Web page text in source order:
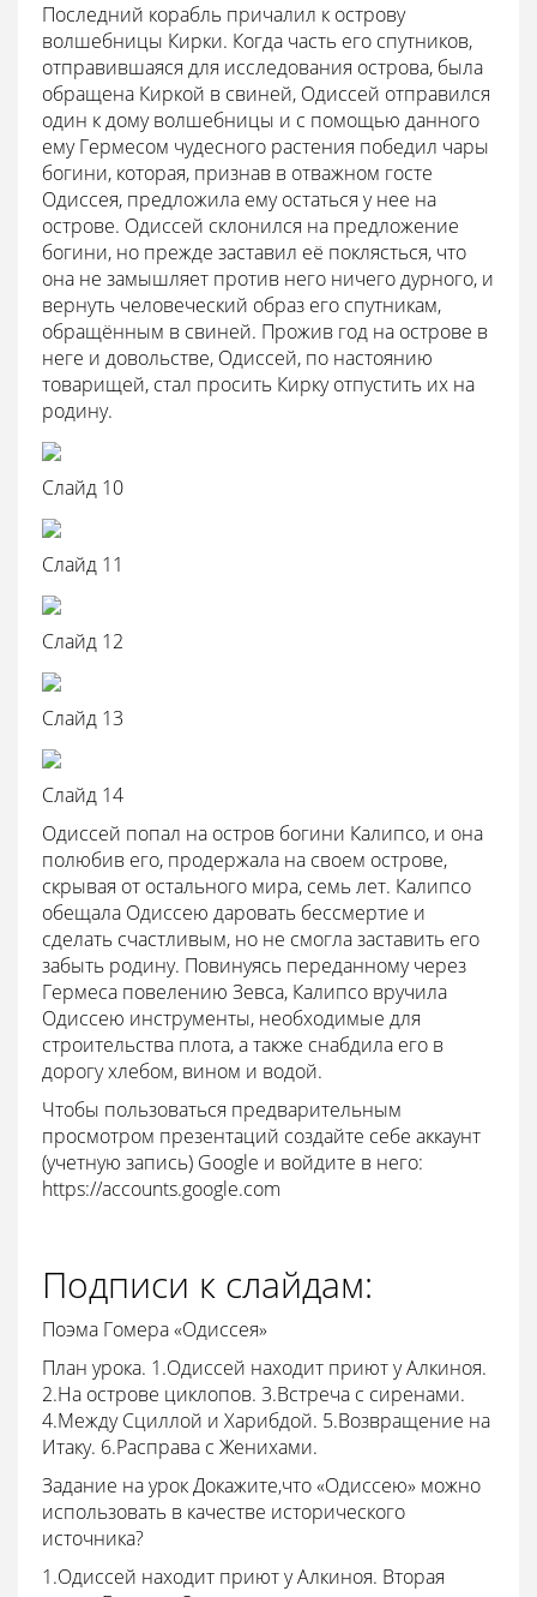
Последний корабль причалил к острову
волшебницы Кирки. Когда часть его спутников,
отправившаяся для исследования острова, была
обращена Киркой в свиней, Одиссей отправился
один к дому волшебницы и с помощью данного
ему Гермесом чудесного растения победил чары
богини, которая, признав в отважном госте
Одиссея, предложила ему остаться у нее на
острове. Одиссей склонился на предложение
богини, но прежде заставил её поклясться, что
она не замышляет против него ничего дурного, и
вернуть человеческий образ его спутникам,
обращённым в свиней. Прожив год на острове в
неге и довольстве, Одиссей, по настоянию
товарищей, стал просить Кирку отпустить их на
родину.
Слайд 10
Слайд 11
Слайд 12
Слайд 13
Слайд 14
Одиссей попал на остров богини Калипсо, и она
полюбив его, продержала на своем острове,
скрывая от остального мира, семь лет. Калипсо
обещала Одиссею даровать бессмертие и
сделать счастливым, но не смогла заставить его
забыть родину. Повинуясь переданному через
Гермеса повелению Зевса, Калипсо вручила
Одиссею инструменты, необходимые для
строительства плота, а также снабдила его в
дорогу хлебом, вином и водой.
Чтобы пользоваться предварительным
просмотром презентаций создайте себе аккаунт
(учетную запись) Google и войдите в него:
https://accounts.google.com
Подписи к слайдам:
Поэма Гомера «Одиссея»
План урока. 1.Одиссей находит приют у Алкиноя.
2.На острове циклопов. 3.Встреча с сиренами.
4.Между Сциллой и Харибдой. 5.Возвращение на
Итаку. 6.Расправа с Женихами.
Задание на урок Докажите,что «Одиссею» можно
использовать в качестве исторического
источника?
1.Одиссей находит приют у Алкиноя. Вторая